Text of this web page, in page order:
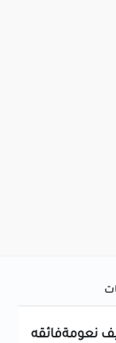
نعومةفائقه